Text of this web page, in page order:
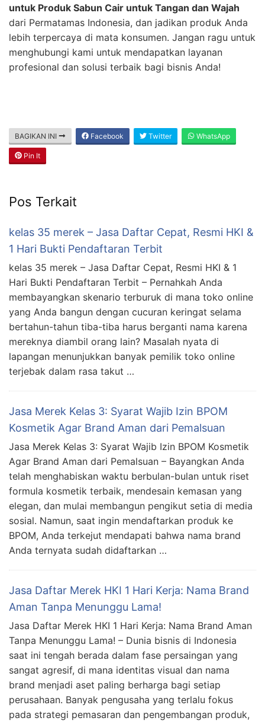
untuk Produk Sabun Cair untuk Tangan dan Wajah
dari Permatamas Indonesia, dan jadikan produk Anda
lebih terpercaya di mata konsumen. Jangan ragu untuk
menghubungi kami untuk mendapatkan layanan
profesional dan solusi terbaik bagi bisnis Anda!
BAGIKAN INI Facebook Twitter WhatsApp
Pin It
Pos Terkait
kelas 35 merek – Jasa Daftar Cepat, Resmi HKI &
1 Hari Bukti Pendaftaran Terbit
kelas 35 merek – Jasa Daftar Cepat, Resmi HKI & 1
Hari Bukti Pendaftaran Terbit – Pernahkah Anda
membayangkan skenario terburuk di mana toko online
yang Anda bangun dengan cucuran keringat selama
bertahun-tahun tiba-tiba harus berganti nama karena
mereknya diambil orang lain? Masalah nyata di
lapangan menunjukkan banyak pemilik toko online
terjebak dalam rasa takut …
Jasa Merek Kelas 3: Syarat Wajib Izin BPOM
Kosmetik Agar Brand Aman dari Pemalsuan
Jasa Merek Kelas 3: Syarat Wajib Izin BPOM Kosmetik
Agar Brand Aman dari Pemalsuan – Bayangkan Anda
telah menghabiskan waktu berbulan-bulan untuk riset
formula kosmetik terbaik, mendesain kemasan yang
elegan, dan mulai membangun pengikut setia di media
sosial. Namun, saat ingin mendaftarkan produk ke
BPOM, Anda terkejut mendapati bahwa nama brand
Anda ternyata sudah didaftarkan …
Jasa Daftar Merek HKI 1 Hari Kerja: Nama Brand
Aman Tanpa Menunggu Lama!
Jasa Daftar Merek HKI 1 Hari Kerja: Nama Brand Aman
Tanpa Menunggu Lama! – Dunia bisnis di Indonesia
saat ini tengah berada dalam fase persaingan yang
sangat agresif, di mana identitas visual dan nama
brand menjadi aset paling berharga bagi setiap
perusahaan. Banyak pengusaha yang terlalu fokus
pada strategi pemasaran dan pengembangan produk,